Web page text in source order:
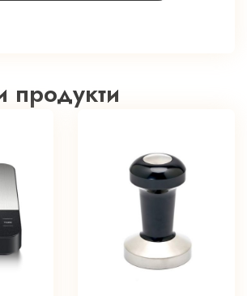
продукти